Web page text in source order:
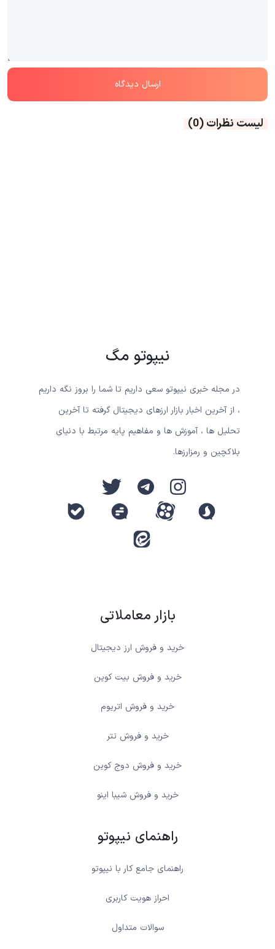
لیست نظرات(0)
نیپوتو مگ
در مجله خبری نیپوتو سعی داریم تا شما را بروز نگه داریم
، از آخرین اخبار بازار ارزهای دیجیتال گرفته تا آخرین
تحلیل ها ، آموزش ها و مفاهیم پایه مرتبط با دنیای
بلاکچین و رمزارزها.
بازار معاملاتی
خرید و فروش ارز دیجیتال
خرید و فروش بیت کوین
خرید و فروش اتریوم
خرید و فروش تتر
خرید و فروش دوج کوین
خرید و فروش شیبا اینو
راهنمای نیپوتو
راهنمای جامع کار با نیپوتو
احراز هویت کاربری
سوالات متداول